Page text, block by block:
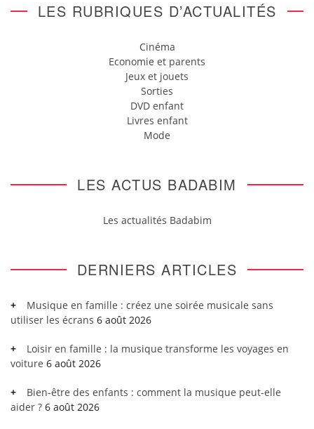
LES RUBRIQUES D’ACTUALITÉS
Cinéma
Economie et parents
Jeux et jouets
Sorties
DVD enfant
Livres enfant
Mode
LES ACTUS BADABIM
Les actualités Badabim
DERNIERS ARTICLES
Musique en famille : créez une soirée musicale sans
utiliser les écrans 6 août 2026
Loisir en famille : la musique transforme les voyages en
voiture 6 août 2026
Bien-être des enfants : comment la musique peut-elle
aider ? 6 août 2026